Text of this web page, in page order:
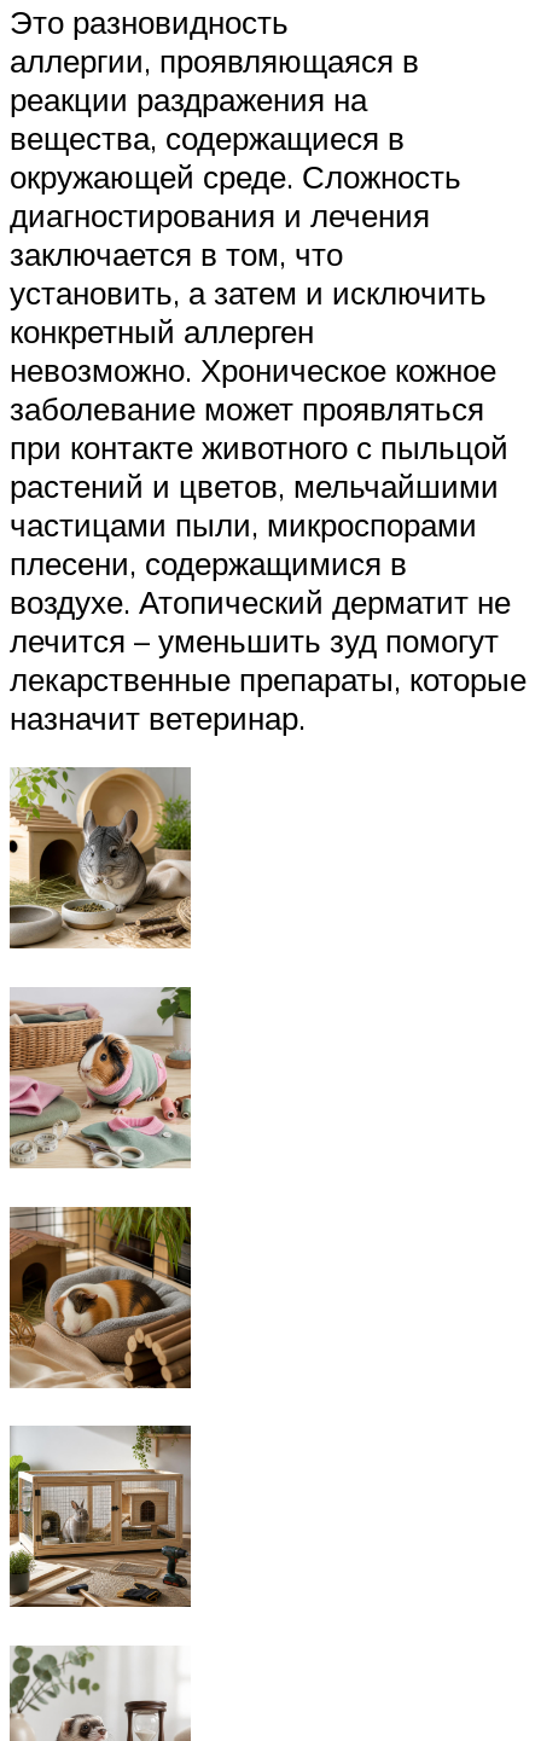
Это разновидность
аллергии, проявляющаяся в
реакции раздражения на
вещества, содержащиеся в
окружающей среде. Сложность
диагностирования и лечения
заключается в том, что
установить, а затем и исключить
конкретный аллерген
невозможно. Хроническое кожное
заболевание может проявляться
при контакте животного с пыльцой
растений и цветов, мельчайшими
частицами пыли, микроспорами
плесени, содержащимися в
воздухе. Атопический дерматит не
лечится – уменьшить зуд помогут
лекарственные препараты, которые
назначит ветеринар.